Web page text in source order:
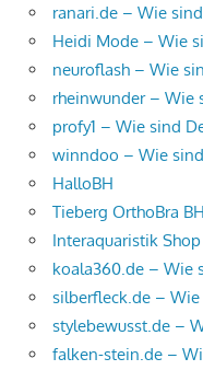
ranari.de – Wie
Heidi Mode – Wie
neuroflash – Wie
rheinwunder – Wie
profy1 – Wie sind
winndoo – Wie
HalloBH
Tieberg OrthoBra
Interaquaristik
koala360.de – Wie
silberfleck.de – Wie
stylebewusst.de –
falken-stein.de –